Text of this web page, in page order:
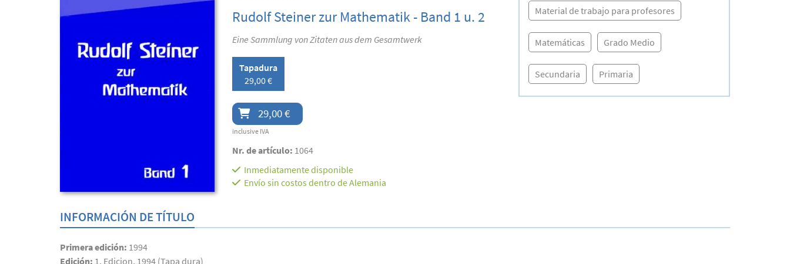
Rudolf Steiner zur Mathematik - Band 1 u. 2
Eine Sammlung von Zitaten aus dem Gesamtwerk
Tapadura
29,00 €
29,00 €
inclusive IVA
Nr. de artículo: 1064
Inmediatamente disponible
Envío sin costos dentro de Alemania
Material de trabajo para profesores
Matemáticas Grado Medio
Secundaria Primaria
INFORMACIÓN DE TÍTULO
Primera edición: 1994
Edición: 1. Edicion, 1994 (Tapa dura)